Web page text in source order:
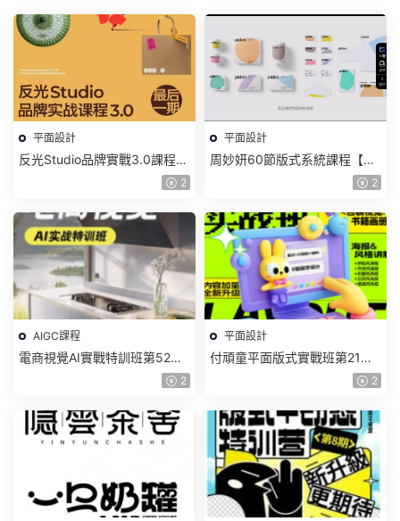
平面設計
反光Studio品牌實戰3.0課程
2025年【畫質還可以有課件】
2
平面設計
周妙妍60節版式系統課程【畫
2
AIGC課程
電商視覺AI實戰特訓班第52期
2025年1月結課【畫質高清有2
平面設計
付頑童平面版式實戰班第21期
2024【畫質高清隻有視頻】 2